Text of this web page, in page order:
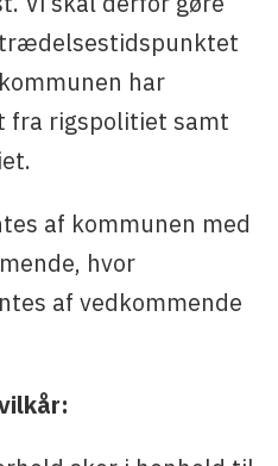
har
fra rigspolitiet samt
af kommunen med
hvor
af vedkommende